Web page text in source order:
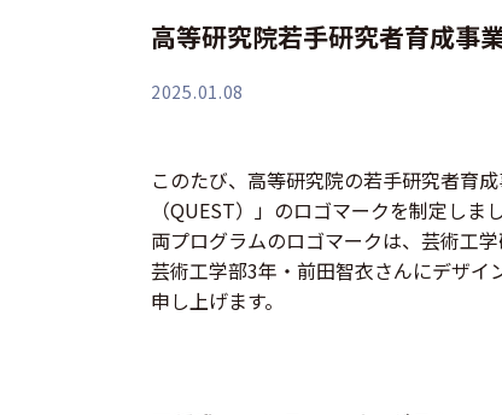
高等研究院若手研究者育成事
2025.01.08
このたび、高等研究院の若手研究者育
（QUEST）」のロゴマークを制定しまし
両プログラムのロゴマークは、芸術工
芸術工学部3年・前田智衣さんにデザ
申し上げます。